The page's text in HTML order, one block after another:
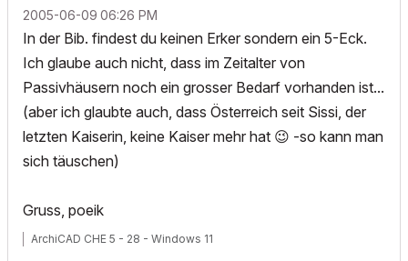
‎2005-06-09 06:26 PM
In der Bib. findest du keinen Erker sondern ein 5-Eck.
Ich glaube auch nicht, dass im Zeitalter von
Passivhäusern noch ein grosser Bedarf vorhanden ist...
(aber ich glaubte auch, dass Österreich seit Sissi, der
letzten Kaiserin, keine Kaiser mehr hat 😉 -so kann man
sich täuschen)
Gruss, poeik
ArchiCAD CHE 5 - 28 - Windows 11